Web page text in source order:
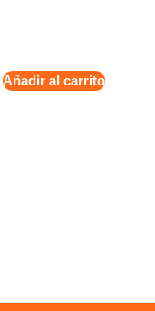
Añadir al carrito